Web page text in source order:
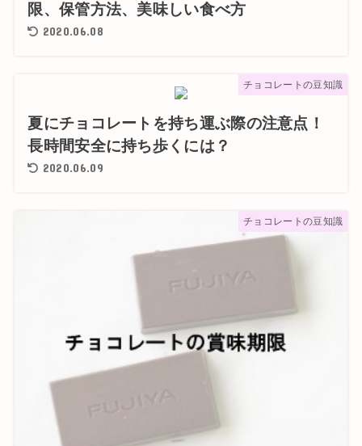
限、保管方法、美味しい食べ方
2020.06.08
チョコレートの豆知識
夏にチョコレートを持ち運ぶ際の注意点！
長時間安全に持ち歩くには？
2020.06.09
チョコレートの豆知識